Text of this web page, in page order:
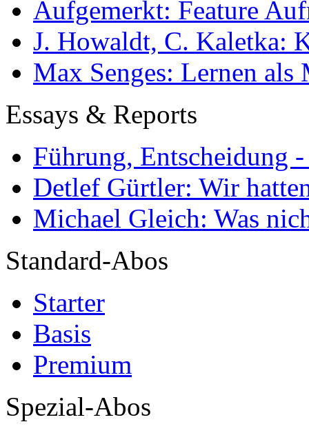
Aufgemerkt: Feature
J. Howaldt, C. Kaletka:
Max Senges: Lernen als
Essays & Reports
Führung, Entscheidung
Detlef Gürtler: Wir
Michael Gleich: Was
Standard-Abos
Starter
Basis
Premium
Spezial-Abos